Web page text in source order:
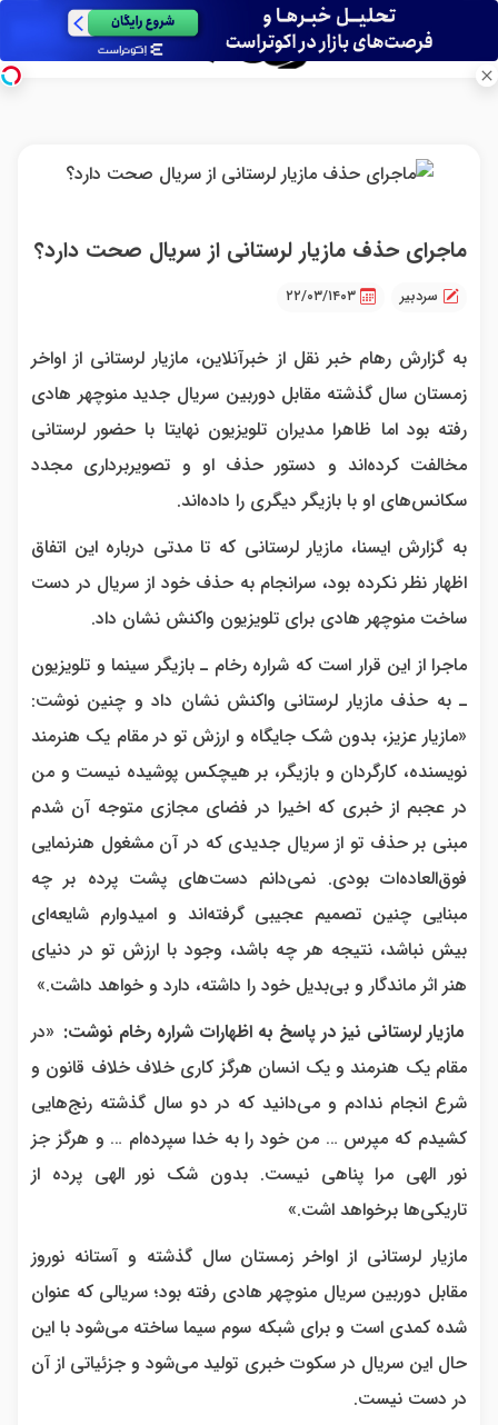
ماجرای حذف مازیار لرستانی از سریال صحت دارد؟
سردبیر ۲۲/۰۳/۱۴۰۳
به گزارش رهام خبر نقل از خبرآنلاین، مازیار لرستانی از اواخر
زمستان سال گذشته ‌مقابل دوربین سریال جدید منوچهر هادی
رفته بود اما ظاهرا مدیران تلویزیون نهایتا با حضور لرستانی
مخالفت کرده‌اند و دستور حذف او و تصویربرداری مجدد
سکانس‌های او با بازیگر دیگری را داده‌اند.
به گزارش ایسنا، مازیار لرستانی که تا مدتی درباره این اتفاق
اظهار نظر نکرده بود، سرانجام به حذف خود از سریال در دست
ساخت منوچهر هادی برای تلویزیون واکنش نشان داد.
ماجرا از این قرار است که شراره رخام ـ بازیگر سینما و تلویزیون
ـ به حذف مازیار لرستانی واکنش نشان داد و چنین نوشت:
«مازیار عزیز، بدون شک جایگاه و ارزش تو در مقام یک هنرمند
نویسنده، کارگردان و بازیگر، بر هیچکس پوشیده نیست و من
در عجبم از خبری که اخیرا در فضای مجازی متوجه آن شدم
مبنی بر حذف تو از سریال جدیدی که در آن مشغول هنرنمایی
فوق‌العاده‌ات بودی. نمی‌دانم دست‌های پشت پرده بر چه
مبنایی چنین تصمیم عجیبی گرفته‌اند و امیدوارم شایعه‌ای
بیش نباشد، نتیجه هر چه باشد، وجود با ارزش تو در دنیای
هنر اثر ماندگار و بی‌بدیل خود را داشته، دارد و خواهد داشت.»
مازیار لرستانی نیز در پاسخ به اظهارات شراره رخام نوشت: «در
مقام یک هنرمند و یک انسان هرگز کاری خلاف خلاف قانون و
شرع انجام ندادم و می‌دانید که در دو سال گذشته رنج‌هایی
کشیدم که مپرس … من خود را به خدا سپرده‌ام … و هرگز جز
نور الهی مرا پناهی نیست. بدون شک نور الهی پرده از
تاریکی‌ها برخواهد اشت.»
مازیار لرستانی از اواخر زمستان سال گذشته و آستانه نوروز
مقابل دوربین سریال منوچهر هادی رفته بود؛ سریالی که عنوان
شده کمدی است و برای شبکه سوم سیما ساخته می‌شود با این
حال این سریال در سکوت خبری تولید می‌شود و جزئیاتی از آن
در دست نیست.